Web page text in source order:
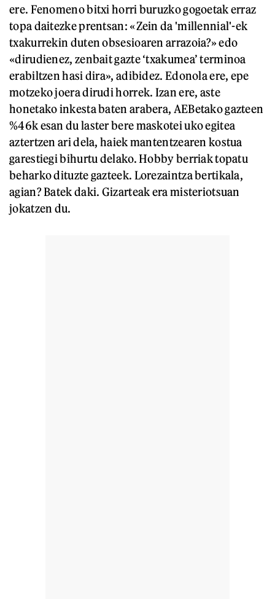
ere. Fenomeno bitxi horri buruzko gogoetak erraz
topa daitezke prentsan: «Zein da 'millennial'-ek
txakurrekin duten obsesioaren arrazoia?» edo
«dirudienez, zenbait gazte ‘txakumea’ terminoa
erabiltzen hasi dira», adibidez. Edonola ere, epe
motzeko joera dirudi horrek. Izan ere, aste
honetako inkesta baten arabera, AEBetako gazteen
%46k esan du laster bere maskotei uko egitea
aztertzen ari dela, haiek mantentzearen kostua
garestiegi bihurtu delako. Hobby berriak topatu
beharko dituzte gazteek. Lorezaintza bertikala,
agian? Batek daki. Gizarteak era misteriotsuan
jokatzen du.